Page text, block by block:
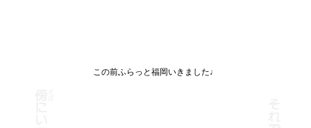
この前ふらっと福岡いきました♩